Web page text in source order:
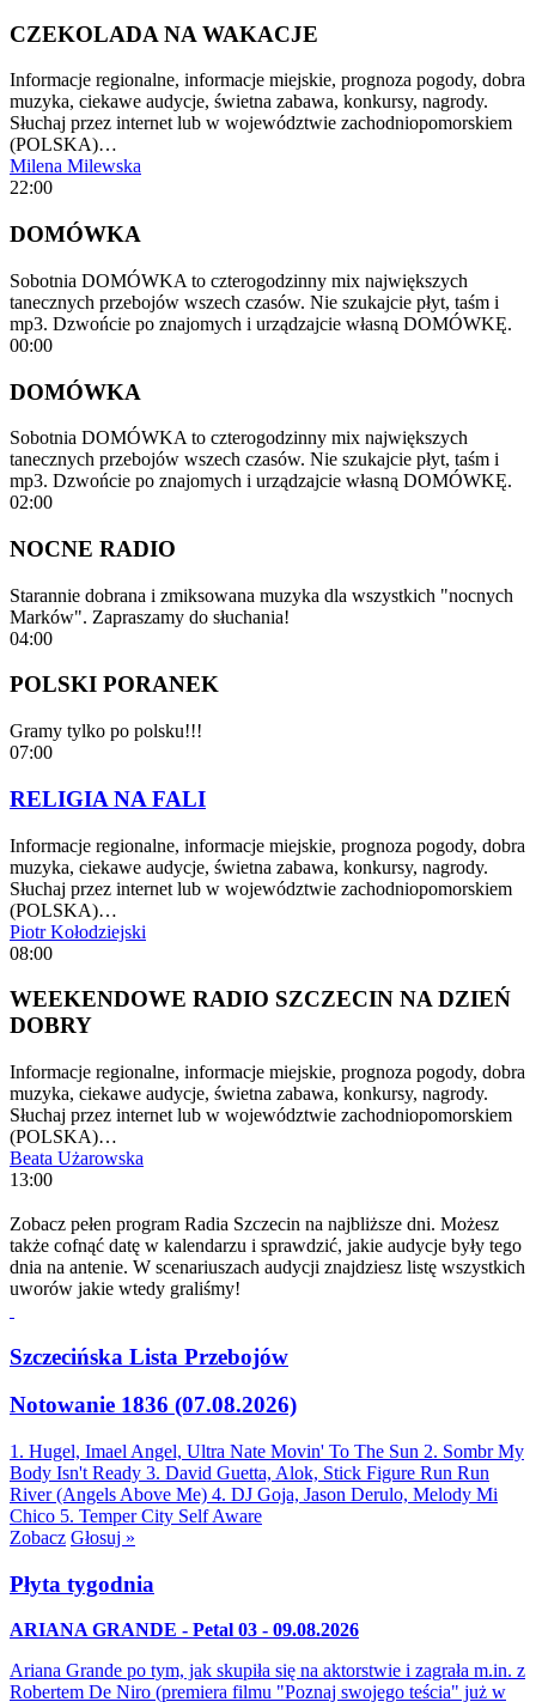
CZEKOLADA NA WAKACJE
Informacje regionalne, informacje miejskie, prognoza pogody, dobra
muzyka, ciekawe audycje, świetna zabawa, konkursy, nagrody.
Słuchaj przez internet lub w województwie zachodniopomorskiem
(POLSKA)…
Milena Milewska
22:00
DOMÓWKA
Sobotnia DOMÓWKA to czterogodzinny mix największych
tanecznych przebojów wszech czasów. Nie szukajcie płyt, taśm i
mp3. Dzwońcie po znajomych i urządzajcie własną DOMÓWKĘ.
00:00
DOMÓWKA
Sobotnia DOMÓWKA to czterogodzinny mix największych
tanecznych przebojów wszech czasów. Nie szukajcie płyt, taśm i
mp3. Dzwońcie po znajomych i urządzajcie własną DOMÓWKĘ.
02:00
NOCNE RADIO
Starannie dobrana i zmiksowana muzyka dla wszystkich "nocnych
Marków". Zapraszamy do słuchania!
04:00
POLSKI PORANEK
Gramy tylko po polsku!!!
07:00
RELIGIA NA FALI
Informacje regionalne, informacje miejskie, prognoza pogody, dobra
muzyka, ciekawe audycje, świetna zabawa, konkursy, nagrody.
Słuchaj przez internet lub w województwie zachodniopomorskiem
(POLSKA)…
Piotr Kołodziejski
08:00
WEEKENDOWE RADIO SZCZECIN NA DZIEŃ
DOBRY
Informacje regionalne, informacje miejskie, prognoza pogody, dobra
muzyka, ciekawe audycje, świetna zabawa, konkursy, nagrody.
Słuchaj przez internet lub w województwie zachodniopomorskiem
(POLSKA)…
Beata Użarowska
13:00
Zobacz pełen program Radia Szczecin na najbliższe dni. Możesz
także cofnąć datę w kalendarzu i sprawdzić, jakie audycje były tego
dnia na antenie. W scenariuszach audycji znajdziesz listę wszystkich
uworów jakie wtedy graliśmy!
Szczecińska Lista Przebojów
Notowanie 1836 (07.08.2026)
1. Hugel, Imael Angel, Ultra Nate Movin' To The Sun 2. Sombr My
Body Isn't Ready 3. David Guetta, Alok, Stick Figure Run Run
River (Angels Above Me) 4. DJ Goja, Jason Derulo, Melody Mi
Chico 5. Temper City Self Aware
Zobacz Głosuj »
Płyta tygodnia
ARIANA GRANDE - Petal 03 - 09.08.2026
Ariana Grande po tym, jak skupiła się na aktorstwie i zagrała m.in. z
Robertem De Niro (premiera filmu "Poznaj swojego teścia" już w